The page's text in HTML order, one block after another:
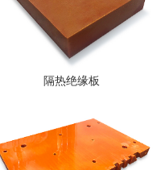
隔热绝缘板